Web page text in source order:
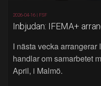
2026-04-16 | FSF
Inbjudan: IFEMA+
I nästa vecka
handlar om samarbetet
April, i Malmö.